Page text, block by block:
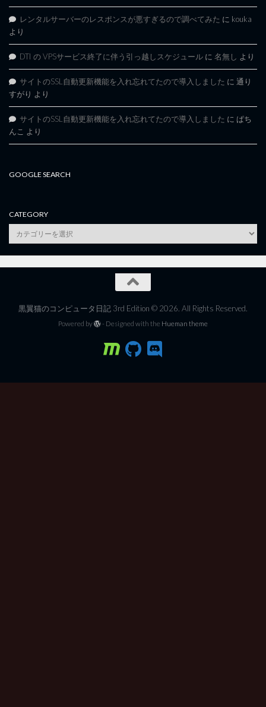
レンタルサーバーのレスポンスが悪すぎるので調べてみた に kouka
より
DTI の VPSサービス終了に伴う引っ越しスケジュール に 名無し より
サイトのSSL自動更新機能を入れ忘れてたので導入しました に 通り
すがり より
サイトのSSL自動更新機能を入れ忘れてたので導入しました に ぱち
んこ より
GOOGLE SEARCH
CATEGORY
category
黒翼猫のコンピュータ日記 3rd Edition © 2026. All Rights Reserved.
Powered by - Designed with the Hueman theme